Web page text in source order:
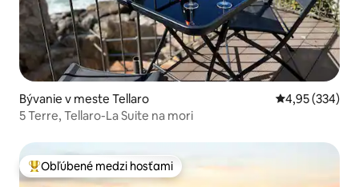
Bývanie v meste Tellaro Priemerné
4,95 (334)
5 Terre, Tellaro-La Suite na mori
Najobľúbenejšie medzi hosťami
Obľúbené medzi hosťami